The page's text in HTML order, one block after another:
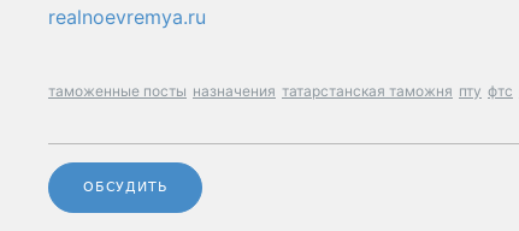
realnoevremya.ru
таможенные посты назначения татарстанская таможня пту фтс
ОБСУДИТЬ